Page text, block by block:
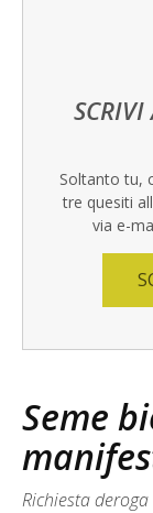
SCRIVI
Soltanto tu,
tre quesiti
via e-
Seme
Richiesta